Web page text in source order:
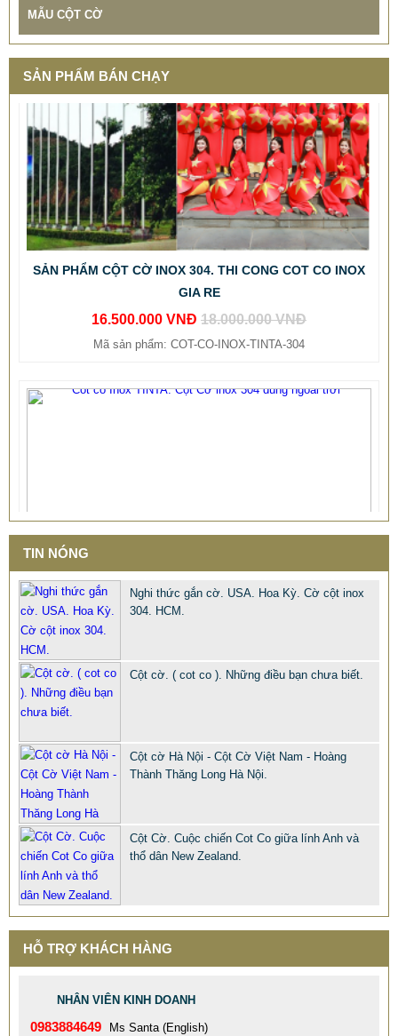
MẪU CỘT CỜ
SẢN PHẨM BÁN CHẠY
GIA RE
COT CO INOX TINTA. CỘT CỜ INOX 304 DÙNG NGOÀI
8.900.000 VNĐ9.500.000 VNĐ
TIN NÓNG
Nghi thức gắn cờ. USA. Hoa Kỳ. Cờ cột inox
304. HCM.
Cột cờ. ( cot co ). Những điều bạn chưa biết.
Cột cờ Hà Nội - Cột Cờ Việt Nam - Hoàng
Thành Thăng Long Hà Nội.
Cột Cờ. Cuộc chiến Cot Co giữa lính Anh và
thổ dân New Zealand.
HỖ TRỢ KHÁCH HÀNG
NHÂN VIÊN KINH DOANH
0983884649
Ms Santa (English)